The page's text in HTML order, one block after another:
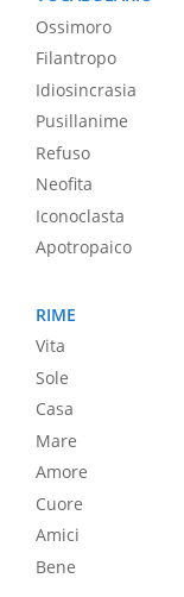
Ossimoro
Filantropo
Idiosincrasia
Pusillanime
Refuso
Neofita
Iconoclasta
Apotropaico
RIME
Vita
Sole
Casa
Mare
Amore
Cuore
Amici
Bene